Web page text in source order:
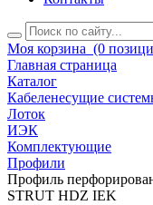
Моя корзина (0
Главная страница
Каталог
Кабеленесущие
Лоток
ИЭК
Комплектующие
Профили
Профиль
STRUT HDZ IEK